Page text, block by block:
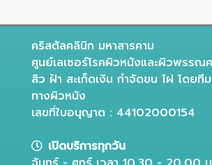
คริสตัลคลินิก มหาสารคาม
ศูนย์เลเซอร์โรคผิวหนังและผิวพรรณ
สิว ฝ้า สะเก็ดเงิน กำจัดขน ไฝ โดยที
ทางผิวหนัง
เลขที่ใบอนุญาต : 44102000154
เปิดบริการทุกวัน